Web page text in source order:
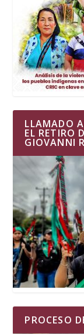
LLAMADO
EL RETIRO
GIOVANNI
PROCESO